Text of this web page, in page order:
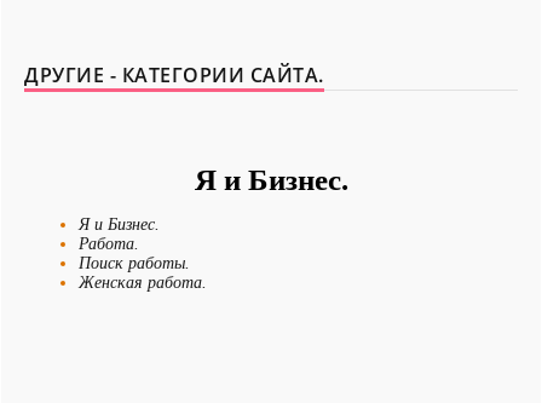
ДРУГИЕ - КАТЕГОРИИ САЙТА.
Я и Бизнес.
Я и Бизнес.
Работа.
Поиск работы.
Женская работа.